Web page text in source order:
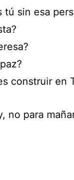
tú sin esa
construir en
no para